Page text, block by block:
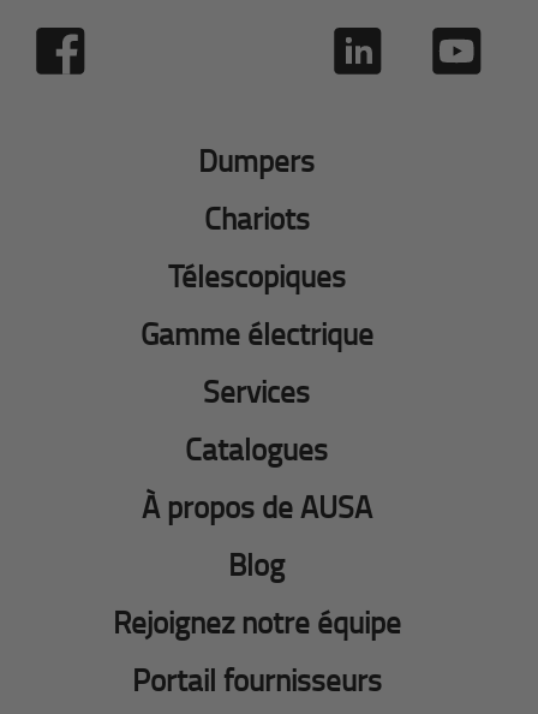
Dumpers
Chariots
Télescopiques
Gamme électrique
Services
Catalogues
À propos de AUSA
Blog
Rejoignez notre équipe
Portail fournisseurs